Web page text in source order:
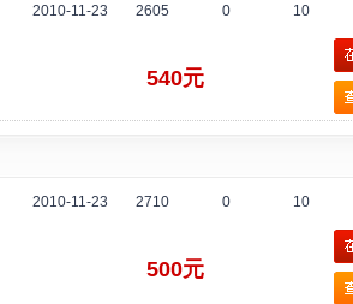
2010-11-23 2605 0 10
540元
2010-11-23 2710 0 10
500元